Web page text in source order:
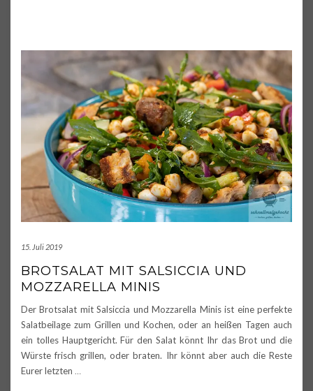
15. Juli 2019
BROTSALAT MIT SALSICCIA UND
MOZZARELLA MINIS
Der Brotsalat mit Salsiccia und Mozzarella Minis ist eine perfekte
Salatbeilage zum Grillen und Kochen, oder an heißen Tagen auch
ein tolles Hauptgericht. Für den Salat könnt Ihr das Brot und die
Würste frisch grillen, oder braten. Ihr könnt aber auch die Reste
Eurer letzten …